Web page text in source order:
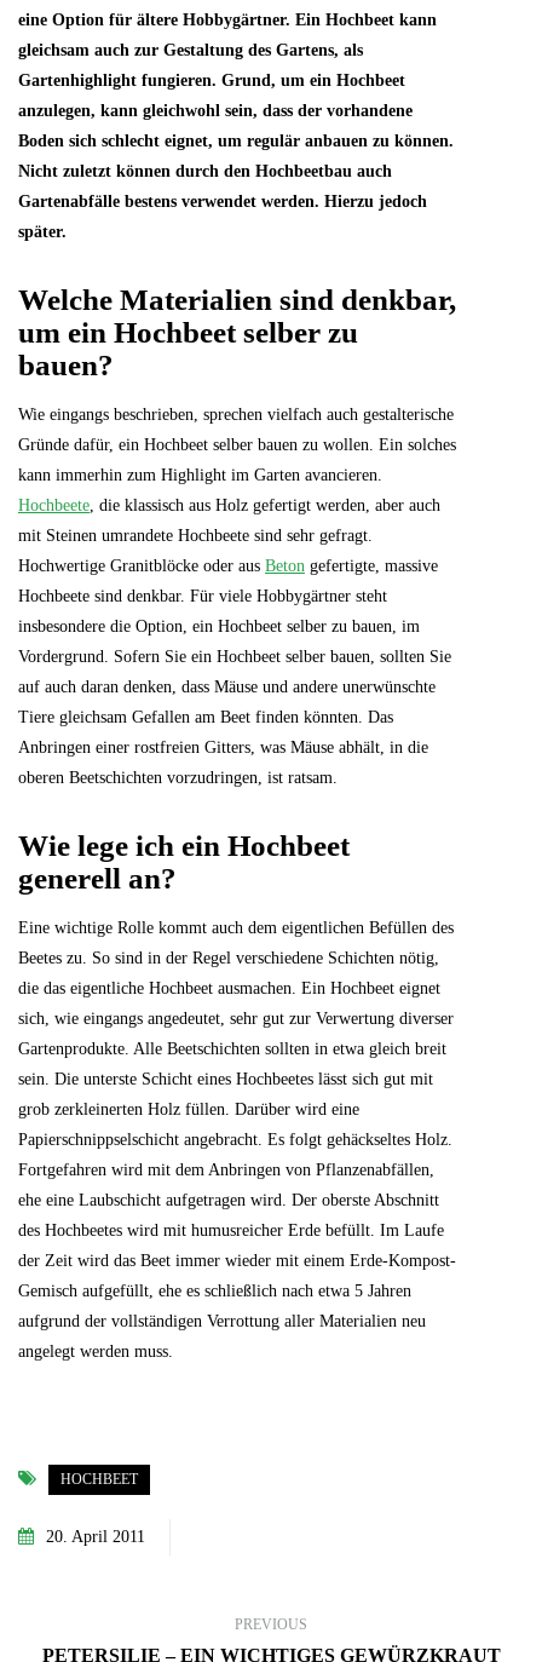
eine Option für ältere Hobbygärtner. Ein Hochbeet kann
gleichsam auch zur Gestaltung des Gartens, als
Gartenhighlight fungieren. Grund, um ein Hochbeet
anzulegen, kann gleichwohl sein, dass der vorhandene
Boden sich schlecht eignet, um regulär anbauen zu können.
Nicht zuletzt können durch den Hochbeetbau auch
Gartenabfälle bestens verwendet werden. Hierzu jedoch
später.
Welche Materialien sind denkbar,
um ein Hochbeet selber zu
bauen?
Wie eingangs beschrieben, sprechen vielfach auch gestalterische
Gründe dafür, ein Hochbeet selber bauen zu wollen. Ein solches
kann immerhin zum Highlight im Garten avancieren.
Hochbeete, die klassisch aus Holz gefertigt werden, aber auch
mit Steinen umrandete Hochbeete sind sehr gefragt.
Hochwertige Granitblöcke oder aus Beton gefertigte, massive
Hochbeete sind denkbar. Für viele Hobbygärtner steht
insbesondere die Option, ein Hochbeet selber zu bauen, im
Vordergrund. Sofern Sie ein Hochbeet selber bauen, sollten Sie
auf auch daran denken, dass Mäuse und andere unerwünschte
Tiere gleichsam Gefallen am Beet finden könnten. Das
Anbringen einer rostfreien Gitters, was Mäuse abhält, in die
oberen Beetschichten vorzudringen, ist ratsam.
Wie lege ich ein Hochbeet
generell an?
Eine wichtige Rolle kommt auch dem eigentlichen Befüllen des
Beetes zu. So sind in der Regel verschiedene Schichten nötig,
die das eigentliche Hochbeet ausmachen. Ein Hochbeet eignet
sich, wie eingangs angedeutet, sehr gut zur Verwertung diverser
Gartenprodukte. Alle Beetschichten sollten in etwa gleich breit
sein. Die unterste Schicht eines Hochbeetes lässt sich gut mit
grob zerkleinerten Holz füllen. Darüber wird eine
Papierschnippselschicht angebracht. Es folgt gehäckseltes Holz.
Fortgefahren wird mit dem Anbringen von Pflanzenabfällen,
ehe eine Laubschicht aufgetragen wird. Der oberste Abschnitt
des Hochbeetes wird mit humusreicher Erde befüllt. Im Laufe
der Zeit wird das Beet immer wieder mit einem Erde-Kompost-
Gemisch aufgefüllt, ehe es schließlich nach etwa 5 Jahren
aufgrund der vollständigen Verrottung aller Materialien neu
angelegt werden muss.
HOCHBEET
20. April 2011
PREVIOUS
PETERSILIE – EIN WICHTIGES GEWÜRZKRAUT